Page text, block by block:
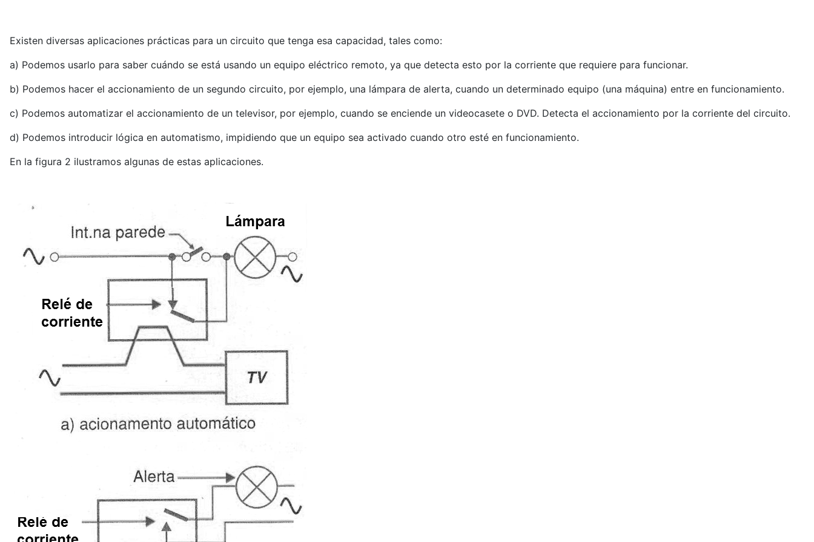
Existen diversas aplicaciones prácticas para un circuito que tenga esa capacidad, tales como:
a) Podemos usarlo para saber cuándo se está usando un equipo eléctrico remoto, ya que detecta esto por la corriente que requiere para funcionar.
b) Podemos hacer el accionamiento de un segundo circuito, por ejemplo, una lámpara de alerta, cuando un determinado equipo (una máquina) entre en funcionamiento.
c) Podemos automatizar el accionamiento de un televisor, por ejemplo, cuando se enciende un videocasete o DVD. Detecta el accionamiento por la corriente del circuito.
d) Podemos introducir lógica en automatismo, impidiendo que un equipo sea activado cuando otro esté en funcionamiento.
En la figura 2 ilustramos algunas de estas aplicaciones.